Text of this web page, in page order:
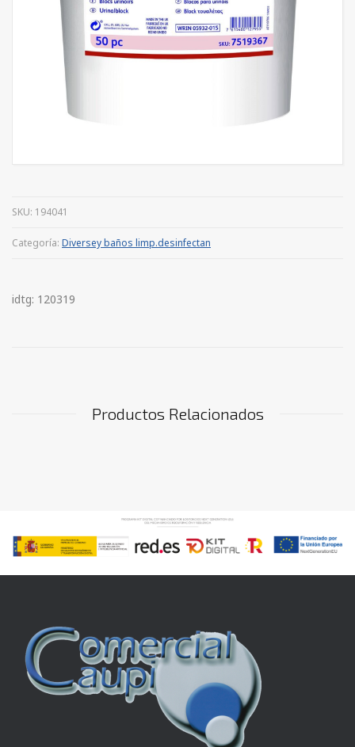
SKU: 194041
Categoría: Diversey baños limp.desinfectan
idtg: 120319
Productos Relacionados